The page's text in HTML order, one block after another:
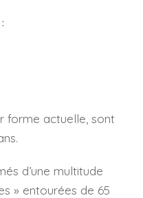
forme actuelle, sont
d’une multitude
» entourées de 65